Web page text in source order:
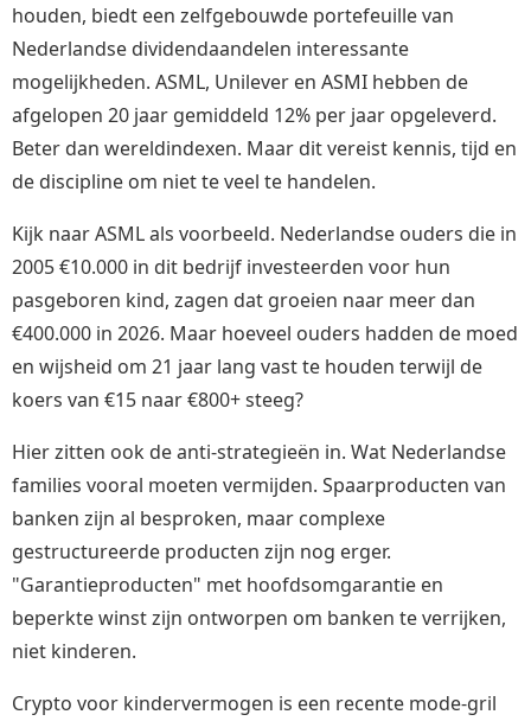
houden, biedt een zelfgebouwde portefeuille van
Nederlandse dividendaandelen interessante
mogelijkheden. ASML, Unilever en ASMI hebben de
afgelopen 20 jaar gemiddeld 12% per jaar opgeleverd.
Beter dan wereldindexen. Maar dit vereist kennis, tijd en
de discipline om niet te veel te handelen.
Kijk naar ASML als voorbeeld. Nederlandse ouders die in
2005 €10.000 in dit bedrijf investeerden voor hun
pasgeboren kind, zagen dat groeien naar meer dan
€400.000 in 2026. Maar hoeveel ouders hadden de moed
en wijsheid om 21 jaar lang vast te houden terwijl de
koers van €15 naar €800+ steeg?
Hier zitten ook de anti-strategieën in. Wat Nederlandse
families vooral moeten vermijden. Spaarproducten van
banken zijn al besproken, maar complexe
gestructureerde producten zijn nog erger.
"Garantieproducten" met hoofdsomgarantie en
beperkte winst zijn ontworpen om banken te verrijken,
niet kinderen.
Crypto voor kindervermogen is een recente mode-gril